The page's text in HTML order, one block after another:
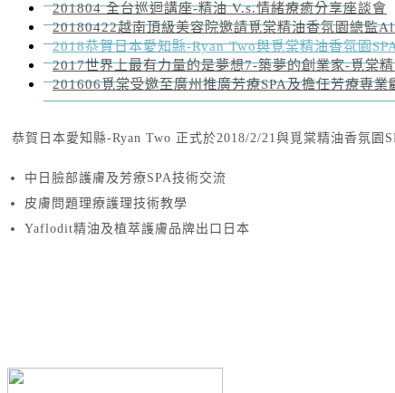
201804 全台巡迴講座-精油 V.s.情緒療癒分享座談會
20180422越南頂級美容院邀請覓棠精油香氛園總監
2018恭賀日本愛知縣-Ryan Two與覓棠精油香氛園
2017世界上最有力量的是夢想7-築夢的創業家-覓棠精
201606覓棠受邀至廣州推廣芳療SPA及擔任芳療專業
恭賀日本愛知縣-Ryan Two 正式於2018/2/21與覓棠精油香氛園
中日臉部護膚及芳療SPA技術交流
皮膚問題理療護理技術教學
Yaflodit精油及植萃護膚品牌出口日本